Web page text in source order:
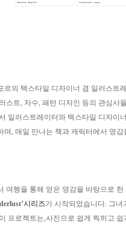
르의 텍스타일 디자이너 겸 일러스트
스트, 자수, 패턴 디자인 등의 관심사
일러스트레이터와 텍스타일 디자이
며, 매일 만나는 책과 캐릭터에서 영감
여행을 통해 얻은 영감을 바탕으로
시리즈가 시작되었습니다. 그녀
프로젝트는,사진으로 쉽게 찍히고 쉽